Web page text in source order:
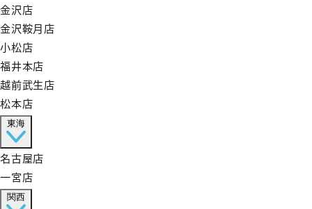
金沢店
金沢鞍月店
小松店
福井本店
越前武生店
松本店
東海
名古屋店
一宮店
関西